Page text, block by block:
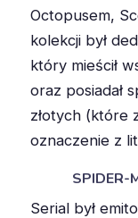
Octopusem,
kolekcji był
który mieścił
oraz posiadał
złotych (które
oznaczenie z
SPIDER-
Serial był